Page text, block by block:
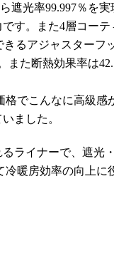
光率99.997％を
す。また4層コー
るアジャスター
た断熱効果率は
でこんなに高級感
ました。
ライナーで、遮光
暖房効率の向上